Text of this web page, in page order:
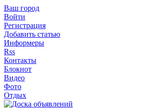
Ваш город
Войти
Регистрация
Добавить статью
Информеры
Rss
Контакты
Блокнот
Видео
Фото
Отдых